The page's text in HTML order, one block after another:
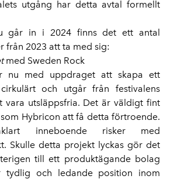
utgång har detta avtal formellt
går in i 2024 finns det ett antal
från 2023 att ta med sig:
med Sweden Rock
nu med uppdraget att skapa ett
och utgår från festivalens
vara utsläppsfria. Det är väldigt fint
Hybricon att få detta förtroende.
inneboende risker med
Skulle detta projekt lyckas gör det
till ett produktägande bolag
tydlig och ledande position inom